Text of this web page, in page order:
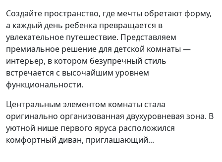
Создайте пространство, где мечты обретают форму,
а каждый день ребенка превращается в
увлекательное путешествие. Представляем
премиальное решение для детской комнаты —
интерьер, в котором безупречный стиль
встречается с высочайшим уровнем
функциональности.
Центральным элементом комнаты стала
оригинально организованная двухуровневая зона. В
уютной нише первого яруса расположился
комфортный диван, приглашающий...